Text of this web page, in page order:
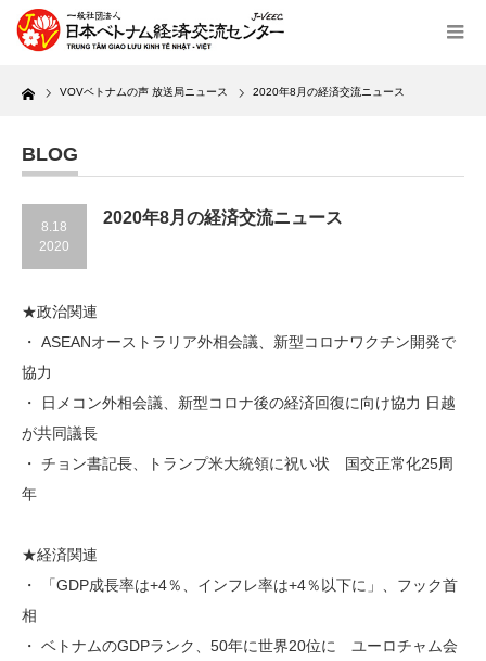
Home VOVベトナムの声 放送局ニュース 2020年8月の経済交流ニュース
BLOG
8.18
2020
2020年8月の経済交流ニュース
★政治関連
・ ASEANオーストラリア外相会議、新型コロナワクチン開発で
協力
・ 日メコン外相会議、新型コロナ後の経済回復に向け協力 日越
が共同議長
・ チョン書記長、トランプ米大統領に祝い状 国交正常化25周
年
★経済関連
・ 「GDP成長率は+4％、インフレ率は+4％以下に」、フック首
相
・ ベトナムのGDPランク、50年に世界20位に ユーロチャム会